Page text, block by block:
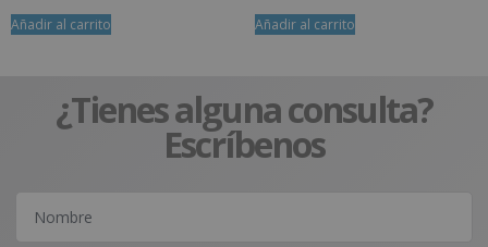
Añadir al carrito Añadir al carrito
¿Tienes alguna consulta?
Escríbenos